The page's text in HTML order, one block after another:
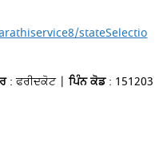
stateSelectio
: ਫਰੀਦਕੋਟ |ਪਿੰਨ ਕੋਡ: 151203